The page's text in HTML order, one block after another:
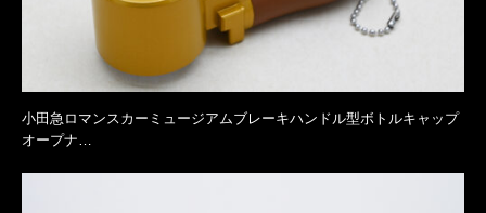
小田急ロマンスカーミュージアムブレーキハンドル型ボトルキャップ
オープナ…